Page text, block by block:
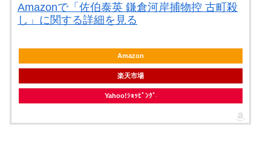
Amazonで「佐伯泰英 鎌倉河岸捕物控 古町殺
し」に関する詳細を見る
Amazon
楽天市場
Yahoo!ｼｮｯﾋﾟﾝｸﾞ